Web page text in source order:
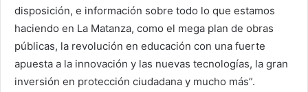
disposición, e información sobre todo lo que estamos
haciendo en La Matanza, como el mega plan de obras
públicas, la revolución en educación con una fuerte
apuesta a la innovación y las nuevas tecnologías, la gran
inversión en protección ciudadana y mucho más”.